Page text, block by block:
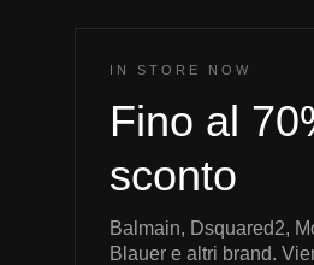
IN STORE NOW
Fino al
sconto
Balmain, Dsquared2,
Blauer e altri brand.